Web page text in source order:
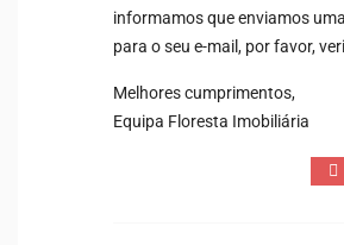
informamos que enviamos
para o seu e-mail, por favor,
Melhores cumprimentos,
Equipa Floresta Imobiliária